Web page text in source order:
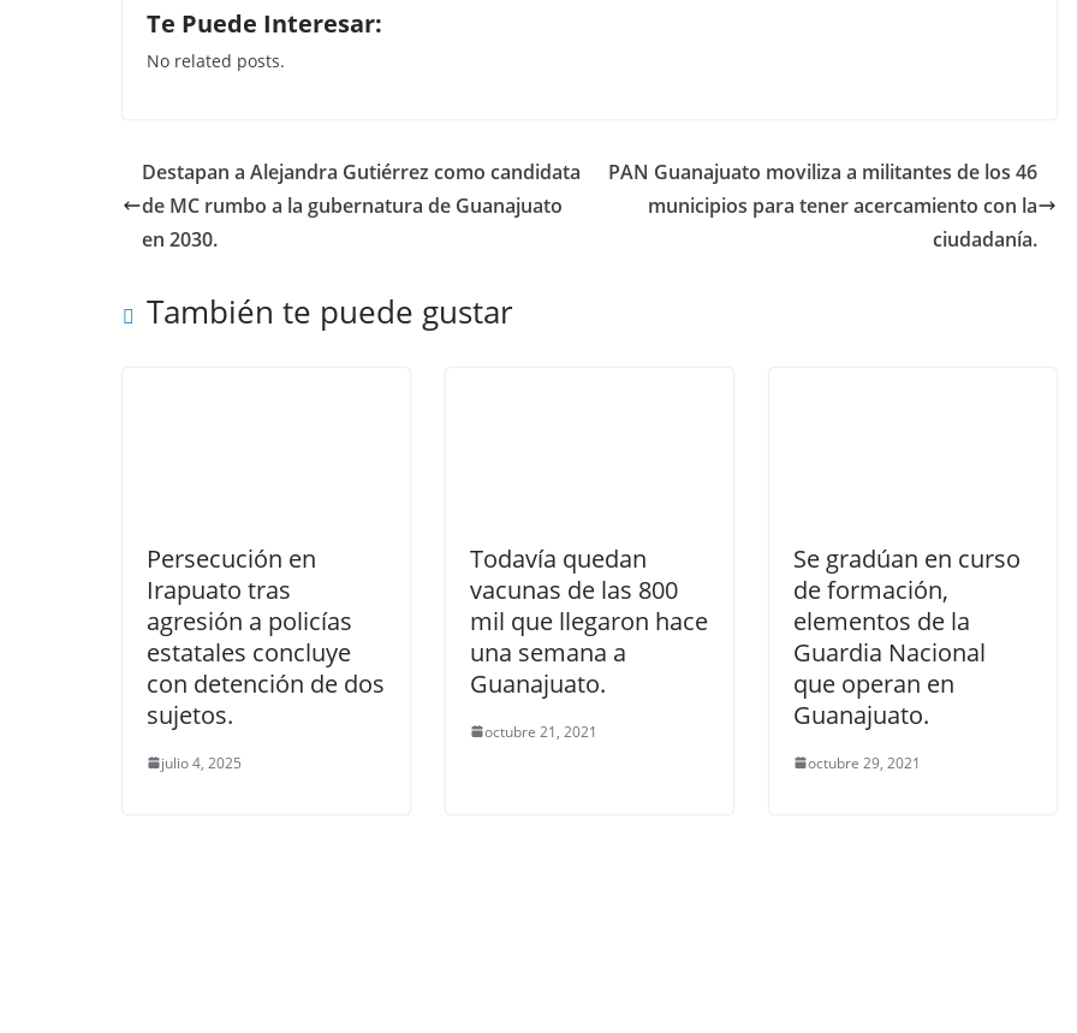
c
e
o
o
k
itt
er
at
p
p
k
n
Te Puede Interesar:
No related posts.
Destapan a Alejandra Gutiérrez como candidata
de MC rumbo a la gubernatura de Guanajuato
en 2030.
PAN Guanajuato moviliza a militantes de los 46
municipios para tener acercamiento con la
ciudadanía.
También te puede gustar
Persecución en
Irapuato tras
agresión a policías
estatales concluye
con detención de dos
sujetos.
julio 4, 2025
Todavía quedan
vacunas de las 800
mil que llegaron hace
una semana a
Guanajuato.
octubre 21, 2021
Se gradúan en curso
de formación,
elementos de la
Guardia Nacional
que operan en
Guanajuato.
octubre 29, 2021